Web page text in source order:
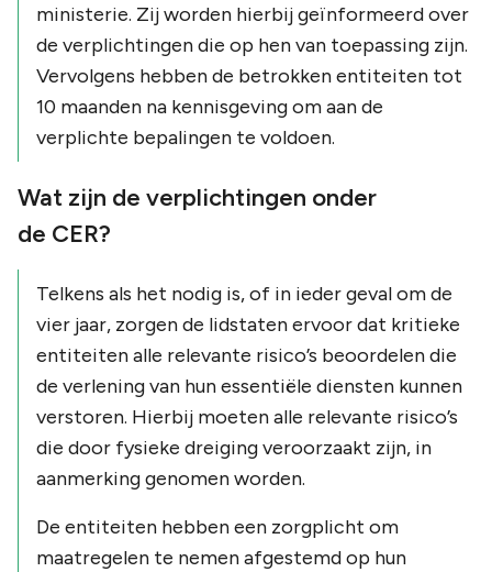
ministerie. Zij worden hierbij geïnformeerd over
de verplichtingen die op hen van toepassing zijn.
Vervolgens hebben de betrokken entiteiten tot
10 maanden na kennisgeving om aan de
verplichte bepalingen te voldoen.
Wat zijn de verplichtingen onder
de CER?
Telkens als het nodig is, of in ieder geval om de
vier jaar, zorgen de lidstaten ervoor dat kritieke
entiteiten alle relevante risico’s beoordelen die
de verlening van hun essentiële diensten kunnen
verstoren. Hierbij moeten alle relevante risico’s
die door fysieke dreiging veroorzaakt zijn, in
aanmerking genomen worden.
De entiteiten hebben een zorgplicht om
maatregelen te nemen afgestemd op hun